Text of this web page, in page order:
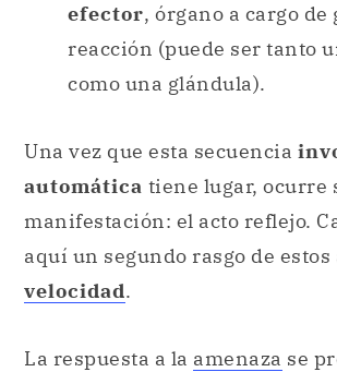
efector, órgano a cargo
reacción (puede ser tanto
como una glándula).
Una vez que esta secuencia
automática tiene lugar, ocurre
manifestación: el acto reflejo.
aquí un segundo rasgo de estos
velocidad.
La respuesta a la amenaza se